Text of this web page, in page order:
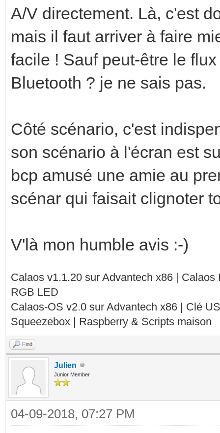
A/V directement. Là, c'est
mais il faut arriver à faire
facile ! Sauf peut-être le
Bluetooth ? je ne sais pas.
Côté scénario, c'est
son scénario à l'écran est
bcp amusé une amie au
scénar qui faisait clignoter
V'là mon humble avis :-)
Calaos v1.1.20 sur Advantech x86 |
RGB LED
Calaos-OS v2.0 sur Advantech x86 | Clé
Squeezebox | Raspberry & Scripts maison
Find
Julien
Junior Member
04-09-2018, 07:27 PM